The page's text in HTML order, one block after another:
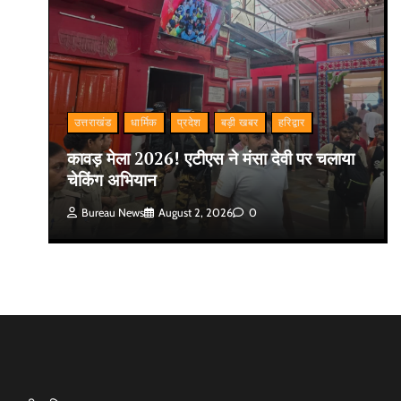
उत्तराखंड धार्मिक प्रदेश बड़ी खबर हरिद्वार
कावड़ मेला 2026! एटीएस ने मंसा देवी पर चलाया
चेकिंग अभियान
Bureau News August 2, 2026 0